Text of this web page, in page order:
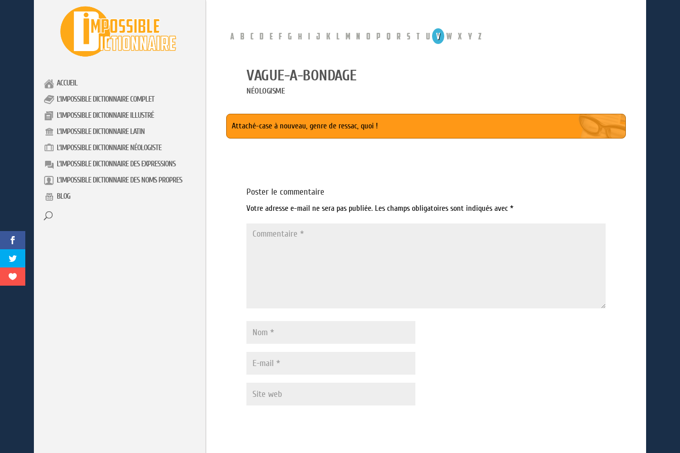
ACCUEIL
L’IMPOSSIBLE DICTIONNAIRE COMPLET
L’IMPOSSIBLE DICTIONNAIRE ILLUSTRÉ
L’IMPOSSIBLE DICTIONNAIRE LATIN
L’IMPOSSIBLE DICTIONNAIRE NÉOLOGISTE
L’IMPOSSIBLE DICTIONNAIRE DES EXPRESSIONS
L’IMPOSSIBLE DICTIONNAIRE DES NOMS PROPRES
BLOG
A B C D E F G H I J K L M N O P Q R S T U V W X Y Z
VAGUE-A-BONDAGE
NÉOLOGISME
Attaché-case à nouveau, genre de ressac, quoi !
Poster le commentaire
Votre adresse e-mail ne sera pas publiée. Les champs obligatoires sont indiqués avec*